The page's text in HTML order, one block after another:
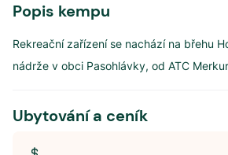
Popis kempu
Rekreační zařízení se nachází na břehu
nádrže v obci Pasohlávky, od ATC
Ubytování a ceník